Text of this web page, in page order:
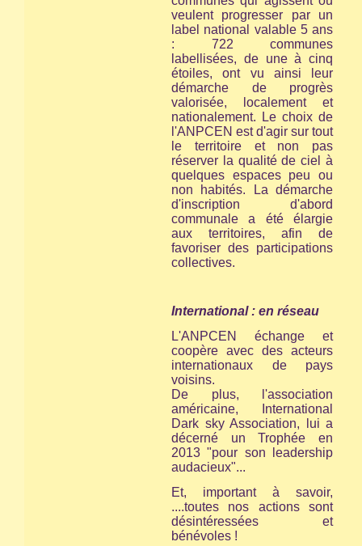
veulent progresser par un
label national valable 5 ans
: 722 communes
labellisées, de une à cinq
étoiles, ont vu ainsi leur
démarche de progrès
valorisée, localement et
nationalement. Le choix de
l'ANPCEN est d'agir sur tout
le territoire et non pas
réserver la qualité de ciel à
quelques espaces peu ou
non habités. La démarche
d'inscription d'abord
communale a été élargie
aux territoires, afin de
favoriser des participations
collectives.
International : en réseau
L'ANPCEN échange et
coopère avec des acteurs
internationaux de pays
voisins.
De plus, l'association
américaine,
International
Dark sky Association,
lui a
décerné un Trophée en
2013 "pour son leadership
audacieux"...
Et, important à savoir,
....toutes nos actions sont
désintéressées et
bénévoles !